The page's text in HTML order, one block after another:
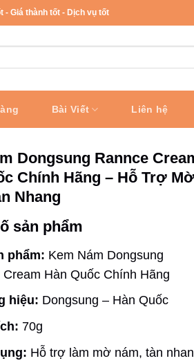
- Giá thành tốt - Dịch vụ tốt
Bài Viết Liên hệ
Dongsung Rannce
Chính Hãng – Hỗ Trợ Mờ
Nhang
sản phẩm
phẩm: Kem Nám Dongsung
Cream Hàn Quốc Chính Hãng
hiệu: Dongsung – Hàn Quốc
70g
Hỗ trợ làm mờ nám, tàn